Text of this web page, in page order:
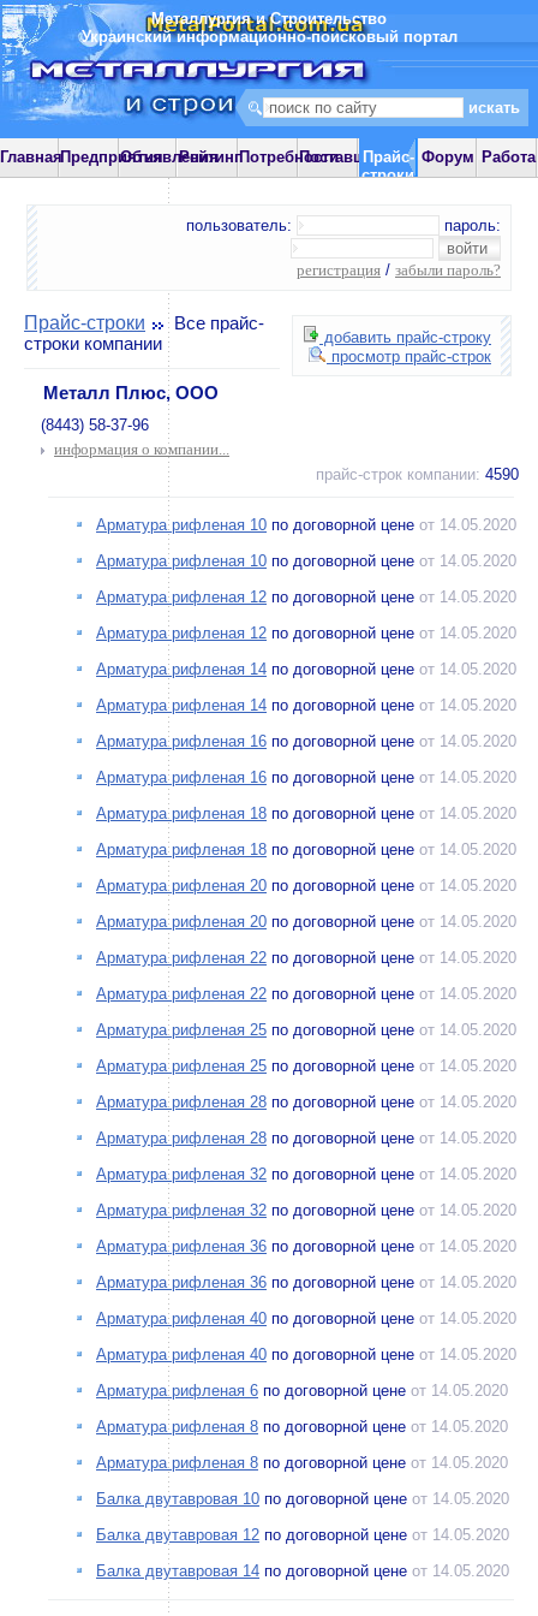
Металлургия и Строительство
Украинский информационно-поисковый портал
ГлавнаяПредприятияОбъявления
РейтингПотребностиПоставщики
Прайс-
строки
Форум Работа
пользователь: пароль:
регистрация / забыли пароль?
добавить прайс-строку
просмотр прайс-строк
Прайс-строки
Все прайс-
строки компании
Металл Плюс, ООО
(8443) 58-37-96
информация о компании...
прайс-строк компании: 4590
Арматура рифленая 10 по договорной цене от 14.05.2020
Арматура рифленая 10 по договорной цене от 14.05.2020
Арматура рифленая 12 по договорной цене от 14.05.2020
Арматура рифленая 12 по договорной цене от 14.05.2020
Арматура рифленая 14 по договорной цене от 14.05.2020
Арматура рифленая 14 по договорной цене от 14.05.2020
Арматура рифленая 16 по договорной цене от 14.05.2020
Арматура рифленая 16 по договорной цене от 14.05.2020
Арматура рифленая 18 по договорной цене от 14.05.2020
Арматура рифленая 18 по договорной цене от 14.05.2020
Арматура рифленая 20 по договорной цене от 14.05.2020
Арматура рифленая 20 по договорной цене от 14.05.2020
Арматура рифленая 22 по договорной цене от 14.05.2020
Арматура рифленая 22 по договорной цене от 14.05.2020
Арматура рифленая 25 по договорной цене от 14.05.2020
Арматура рифленая 25 по договорной цене от 14.05.2020
Арматура рифленая 28 по договорной цене от 14.05.2020
Арматура рифленая 28 по договорной цене от 14.05.2020
Арматура рифленая 32 по договорной цене от 14.05.2020
Арматура рифленая 32 по договорной цене от 14.05.2020
Арматура рифленая 36 по договорной цене от 14.05.2020
Арматура рифленая 36 по договорной цене от 14.05.2020
Арматура рифленая 40 по договорной цене от 14.05.2020
Арматура рифленая 40 по договорной цене от 14.05.2020
Арматура рифленая 6 по договорной цене от 14.05.2020
Арматура рифленая 8 по договорной цене от 14.05.2020
Арматура рифленая 8 по договорной цене от 14.05.2020
Балка двутавровая 10 по договорной цене от 14.05.2020
Балка двутавровая 12 по договорной цене от 14.05.2020
Балка двутавровая 14 по договорной цене от 14.05.2020